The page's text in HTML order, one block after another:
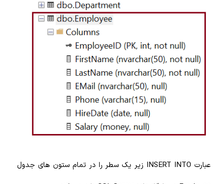
عبارت INSERT INTO زیر یک سطر را در تمام ستون های جدول